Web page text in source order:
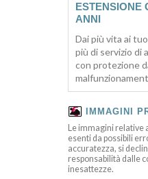
ESTENSIONE
ANNI
Dai più vita ai
più di servizio di
con protezione
IMMAGINI
Le immagini relative
esenti da possibili
accuratezza, si
responsabilità dalle
inesattezze.